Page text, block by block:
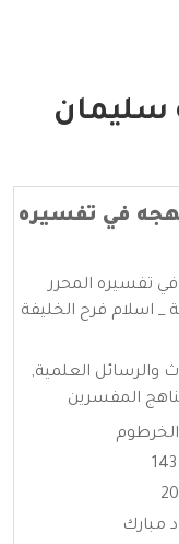
سليمان
في تفسيره
تفسيره المحرر
_ اسلام فرح الخليفة
والرسائل العلمية,
المفسرين
مبارك